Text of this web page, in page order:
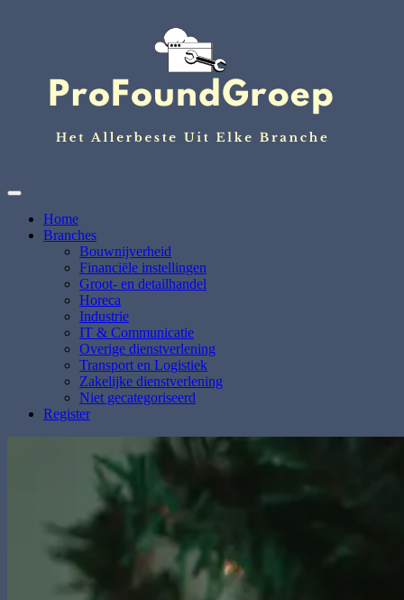
Home
Branches
Bouwnijverheid
Financiële instellingen
Groot- en detailhandel
Horeca
Industrie
IT & Communicatie
Overige dienstverlening
Transport en Logistiek
Zakelijke dienstverlening
Niet gecategoriseerd
Register